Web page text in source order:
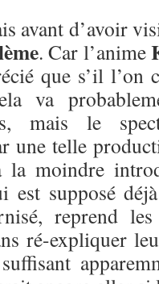
avant d’avoir
. Car l’anime
que s’il
va
mais le
une telle
la moindre
est supposé
reprend les
ré-expliquer